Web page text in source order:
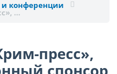
и конференции
…
пресс»,